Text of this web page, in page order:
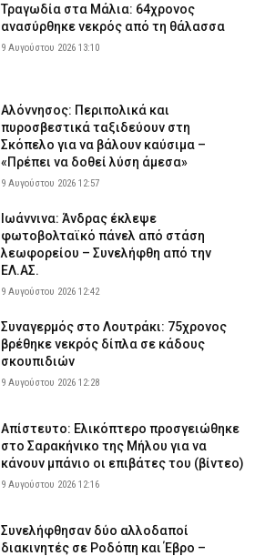
Τραγωδία στα Μάλια: 64χρονος
ανασύρθηκε νεκρός από τη θάλασσα
9 Αυγούστου 2026 13:10
Αλόννησος: Περιπολικά και
πυροσβεστικά ταξιδεύουν στη
Σκόπελο για να βάλουν καύσιμα –
«Πρέπει να δοθεί λύση άμεσα»
9 Αυγούστου 2026 12:57
Ιωάννινα: Άνδρας έκλεψε
φωτοβολταϊκό πάνελ από στάση
λεωφορείου – Συνελήφθη από την
ΕΛ.ΑΣ.
9 Αυγούστου 2026 12:42
Συναγερμός στο Λουτράκι: 75χρονος
βρέθηκε νεκρός δίπλα σε κάδους
σκουπιδιών
9 Αυγούστου 2026 12:28
Απίστευτο: Ελικόπτερο προσγειώθηκε
στο Σαρακήνικο της Μήλου για να
κάνουν μπάνιο οι επιβάτες του (βίντεο)
9 Αυγούστου 2026 12:16
Συνελήφθησαν δύο αλλοδαποί
διακινητές σε Ροδόπη και Έβρο –